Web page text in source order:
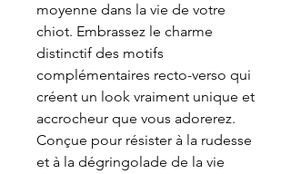
moyenne dans la vie de votre
chiot. Embrassez le charme
distinctif des motifs
complémentaires recto-verso qui
créent un look vraiment unique et
accrocheur que vous adorerez.
Conçue pour résister à la rudesse
et à la dégringolade de la vie